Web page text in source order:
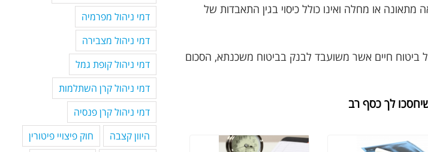
או מחלה ואינו כולל כיסוי בגין התאבדות של
ביטוח חיים אשר משועבד לבנק בביטוח משכנתא, הסכום
דמי ניהול מפרמיה
דמי ניהול מצבירה
דמי ניהול קופת גמל
דמי ניהול קרן השתלמות
דמי ניהול קרן פנסיה
היוון קצבה
חוק פיצויי פיטורין